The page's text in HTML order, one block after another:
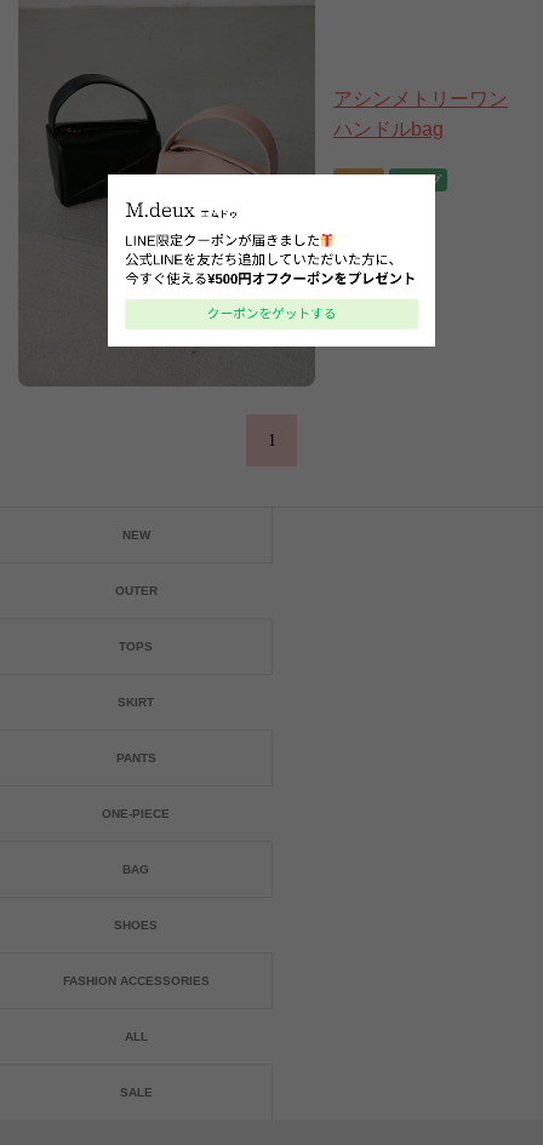
アシンメトリーワン
ハンドルbag
1
NEW
OUTER
TOPS
SKIRT
PANTS
ONE-PIECE
BAG
SHOES
FASHION ACCESSORIES
ALL
SALE